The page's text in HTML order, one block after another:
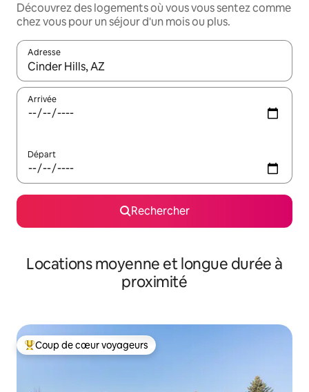
Découvrez des logements où vous vous sentez comme
chez vous pour un séjour d'un mois ou plus.
Adresse
Lorsque les résultats s'affichent, utilisez les flèches vers le
Arrivée
Départ
Rechercher
Locations moyenne et longue durée à
proximité
Coups de cœur voyageurs les plus appréciés
Coup de cœur voyageurs